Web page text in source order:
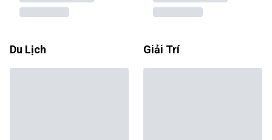
Du Lịch Giải Trí